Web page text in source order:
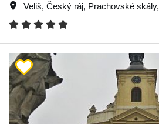
Veliš, Český ráj, Prachovské skály,